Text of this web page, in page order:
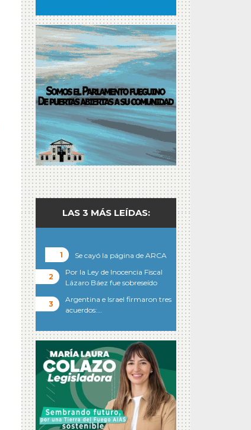
LAS 3 MÁS LEÍDAS:
Se cayó la página de ARCA
Por la Ley de Inocencia Fiscal
Lázaro Báez fue sobreseído
Argentina e Israel firmaron tres
acuerdos:…